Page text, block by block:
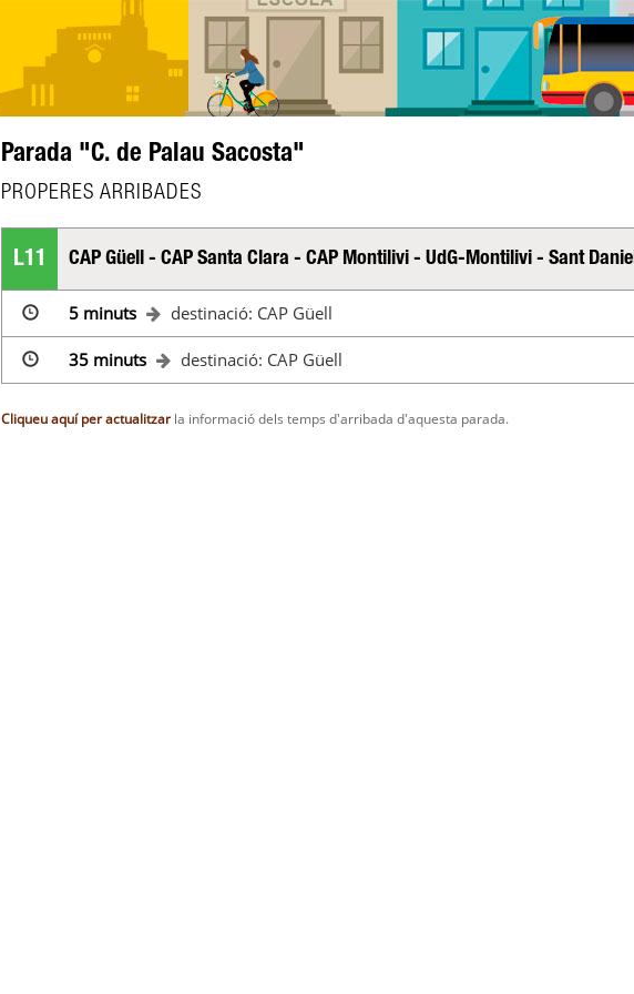
Parada "C. de Palau Sacosta"
PROPERES ARRIBADES
L11 CAP Güell - CAP Santa Clara - CAP Montilivi - UdG-Montilivi - Sant Daniel
5 minuts
destinació: CAP Güell
35 minuts
destinació: CAP Güell
Cliqueu aquí per actualitzarla informació dels temps d'arribada d'aquesta parada.